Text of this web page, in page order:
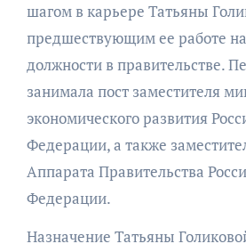
шагом в карьере Татьяны
предшествующим ее работе
должности в правительстве.
занимала пост заместителя
экономического развития
Федерации, а также
Аппарата Правительства
Федерации.
Назначение Татьяны